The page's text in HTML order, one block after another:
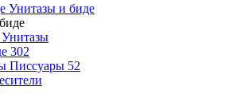
Унитазы и биде
Унитазы
302
Писсуары 52